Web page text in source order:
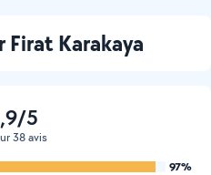
Firat Karakaya
5
38 avis
97%